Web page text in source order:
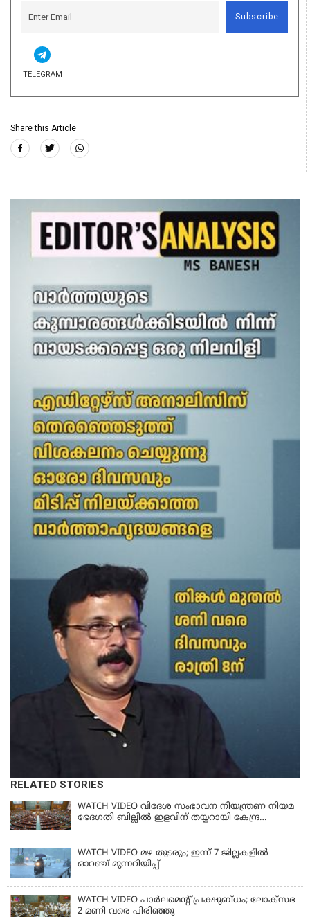
Subscribe
TELEGRAM
Share this Article
RELATED STORIES
WATCH VIDEO വിദേശ സംഭാവന നിയന്ത്രണ നിയമ
ഭേദഗതി ബില്ലില്‍ ഇളവിന് തയ്യറായി കേന്ദ്ര
WATCH VIDEO മഴ തുടരും; ഇന്ന് 7 ജില്ലകളിൽ
ഓറഞ്ച് മുന്നറിയിപ്പ്
WATCH VIDEO പാർലമെൻ്റ് പ്രക്ഷുബ്ധം; ലോക്സഭ
2 മണി വരെ പിരിഞ്ഞു